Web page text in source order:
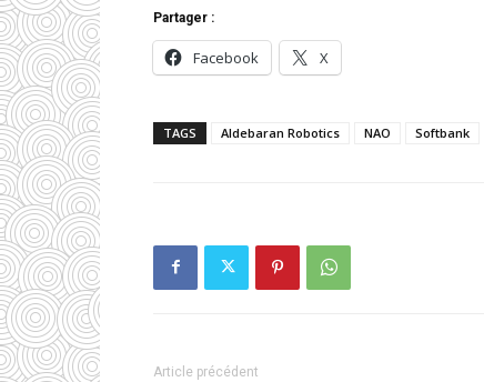
Partager :
Facebook X
TAGS Aldebaran Robotics NAO Softbank
Article précédent